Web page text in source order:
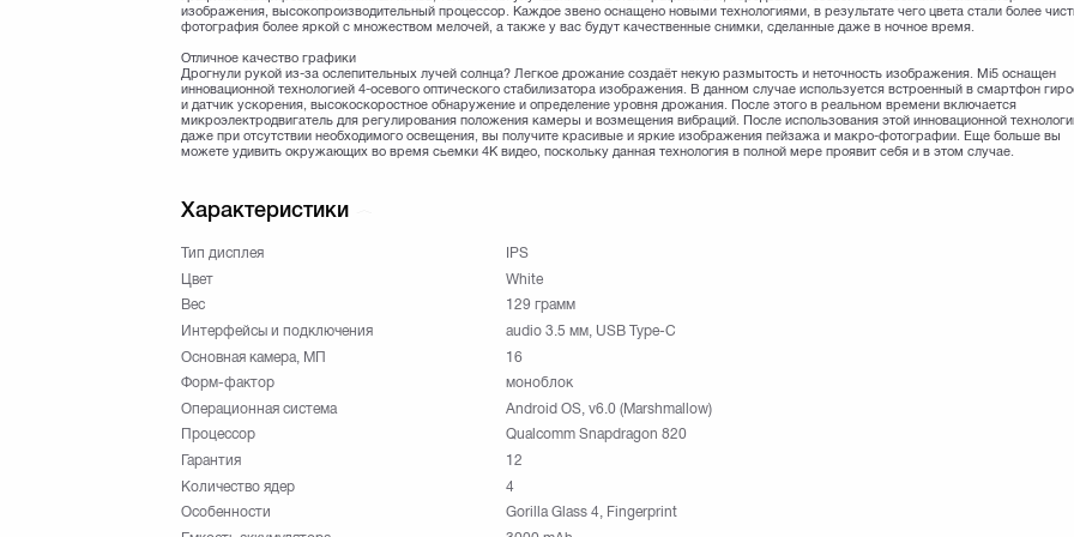
изображения, высокопроизводительный процессор. Каждое звено оснащено новыми технологиями, в результате чего цвета стали более
фотография более яркой с множеством мелочей, а также у вас будут качественные снимки, сделанные даже в ночное время.
Отличное качество графики
Дрогнули рукой из-за ослепительных лучей солнца? Легкое дрожание создаёт некую размытость и неточность изображения. Mi5 оснащен
инновационной технологией 4-осевого оптического стабилизатора изображения. В данном случае используется встроенный в смартфон
и датчик ускорения, высокоскоростное обнаружение и определение уровня дрожания. После этого в реальном времени включается
микроэлектродвигатель для регулирования положения камеры и возмещения вибраций. После использования этой инновационной
даже при отсутствии необходимого освещения, вы получите красивые и яркие изображения пейзажа и макро-фотографии. Еще больше вы
можете удивить окружающих во время сьемки 4К видео, поскольку данная технология в полной мере проявит себя и в этом случае.
Характеристики
Тип дисплея
IPS
Цвет
White
Вес
129 грамм
Интерфейсы и подключения
audio 3.5 мм, USB Type-C
Основная камера, МП
16
Форм-фактор
моноблок
Операционная система
Android OS, v6.0 (Marshmallow)
Процессор
Qualcomm Snapdragon 820
Гарантия
12
Количество ядер
4
Особенности
Gorilla Glass 4, Fingerprint